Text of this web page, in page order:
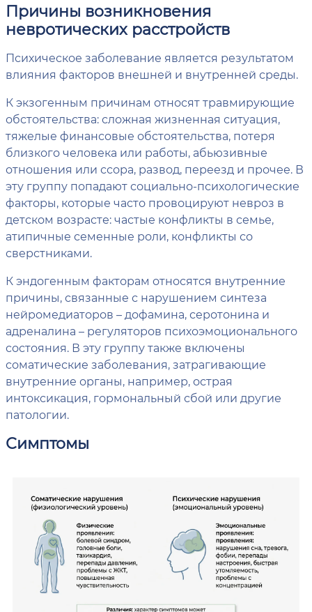
Причины возникновения
невротических расстройств
Психическое заболевание является результатом
влияния факторов внешней и внутренней среды.
К экзогенным причинам относят травмирующие
обстоятельства: сложная жизненная ситуация,
тяжелые финансовые обстоятельства, потеря
близкого человека или работы, абьюзивные
отношения или ссора, развод, переезд и прочее. В
эту группу попадают социально-психологические
факторы, которые часто провоцируют невроз в
детском возрасте: частые конфликты в семье,
атипичные семенные роли, конфликты со
сверстниками.
К эндогенным факторам относятся внутренние
причины, связанные с нарушением синтеза
нейромедиаторов – дофамина, серотонина и
адреналина – регуляторов психоэмоционального
состояния. В эту группу также включены
соматические заболевания, затрагивающие
внутренние органы, например, острая
интоксикация, гормональный сбой или другие
патологии.
Симптомы